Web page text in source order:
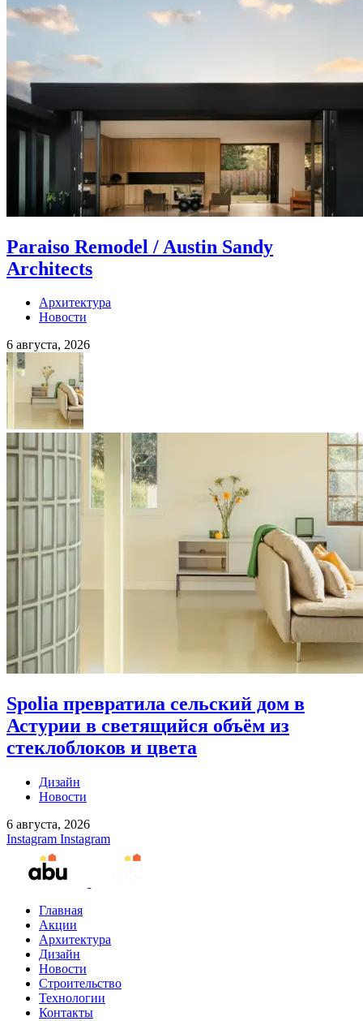
Paraiso Remodel / Austin Sandy
Architects
Архитектура
Новости
6 августа, 2026
Spolia превратила сельский дом в
Астурии в светящийся объём из
стеклоблоков и цвета
Дизайн
Новости
6 августа, 2026
Instagram Instagram
Главная
Акции
Архитектура
Дизайн
Новости
Строительство
Технологии
Контакты